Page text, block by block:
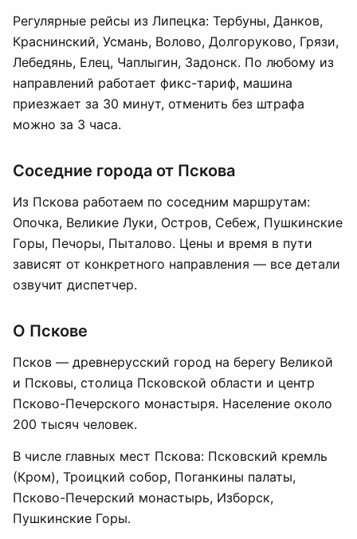
Регулярные рейсы из Липецка: Тербуны, Данков,
Краснинский, Усмань, Воловo, Долгоруково, Грязи,
Лебедянь, Елец, Чаплыгин, Задонск. По любому из
направлений работает фикс-тариф, машина
приезжает за 30 минут, отменить без штрафа
можно за 3 часа.
Соседние города от Пскова
Из Пскова работаем по соседним маршрутам:
Опочка, Великие Луки, Остров, Себеж, Пушкинские
Горы, Печоры, Пыталово. Цены и время в пути
зависят от конкретного направления — все детали
озвучит диспетчер.
О Пскове
Псков — древнерусский город на берегу Великой
и Псковы, столица Псковской области и центр
Псково-Печерского монастыря. Население около
200 тысяч человек.
В числе главных мест Пскова: Псковский кремль
(Кром), Троицкий собор, Поганкины палаты,
Псково-Печерский монастырь, Изборск,
Пушкинские Горы.